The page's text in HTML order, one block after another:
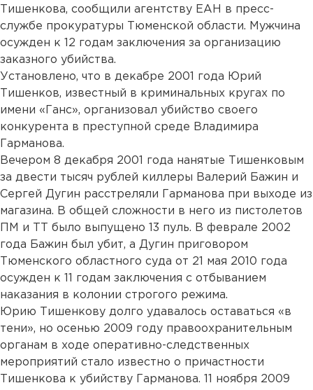
Тишенкова, сообщили агентству ЕАН в пресс-
службе прокуратуры Тюменской области. Мужчина
осужден к 12 годам заключения за организацию
заказного убийства.
Установлено, что в декабре 2001 года Юрий
Тишенков, известный в криминальных кругах по
имени «Ганс», организовал убийство своего
конкурента в преступной среде Владимира
Гарманова.
Вечером 8 декабря 2001 года нанятые Тишенковым
за двести тысяч рублей киллеры Валерий Бажин и
Сергей Дугин расстреляли Гарманова при выходе из
магазина. В общей сложности в него из пистолетов
ПМ и ТТ было выпущено 13 пуль. В феврале 2002
года Бажин был убит, а Дугин приговором
Тюменского областного суда от 21 мая 2010 года
осужден к 11 годам заключения с отбыванием
наказания в колонии строгого режима.
Юрию Тишенкову долго удавалось оставаться «в
тени», но осенью 2009 году правоохранительным
органам в ходе оперативно-следственных
мероприятий стало известно о причастности
Тишенкова к убийству Гарманова. 11 ноября 2009